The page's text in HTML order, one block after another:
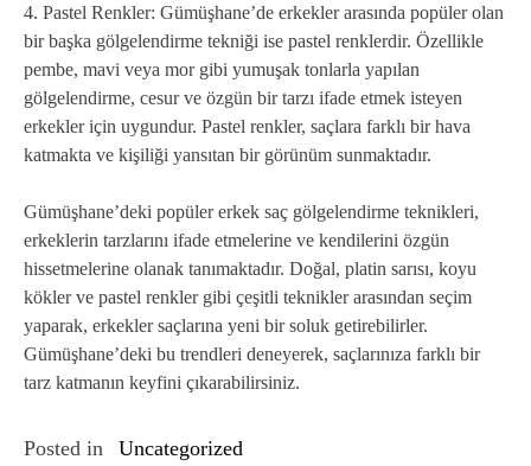
4. Pastel Renkler: Gümüşhane’de erkekler arasında popüler olan
bir başka gölgelendirme tekniği ise pastel renklerdir. Özellikle
pembe, mavi veya mor gibi yumuşak tonlarla yapılan
gölgelendirme, cesur ve özgün bir tarzı ifade etmek isteyen
erkekler için uygundur. Pastel renkler, saçlara farklı bir hava
katmakta ve kişiliği yansıtan bir görünüm sunmaktadır.
Gümüşhane’deki popüler erkek saç gölgelendirme teknikleri,
erkeklerin tarzlarını ifade etmelerine ve kendilerini özgün
hissetmelerine olanak tanımaktadır. Doğal, platin sarısı, koyu
kökler ve pastel renkler gibi çeşitli teknikler arasından seçim
yaparak, erkekler saçlarına yeni bir soluk getirebilirler.
Gümüşhane’deki bu trendleri deneyerek, saçlarınıza farklı bir
tarz katmanın keyfini çıkarabilirsiniz.
Posted in Uncategorized